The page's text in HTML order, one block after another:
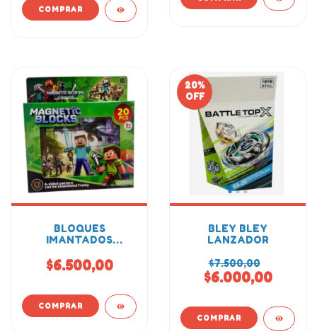
BLOQUES
IMANTADOS
$6.500,00
20%
OFF
BLEY BLEY
LANZADOR
$7.500,00
$6.000,00